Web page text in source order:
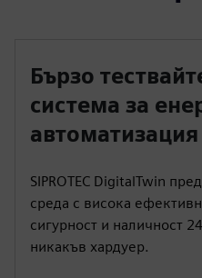
Бързо
система за
автоматизация
SIPROTEC DigitalTwin
среда с висока
сигурност и наличност
никакъв хардуер.